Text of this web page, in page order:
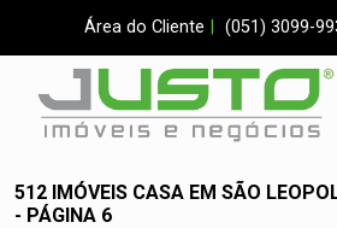
Área do Cliente (051) 3099-
512 IMÓVEIS CASA EM SÃO
- PÁGINA 6